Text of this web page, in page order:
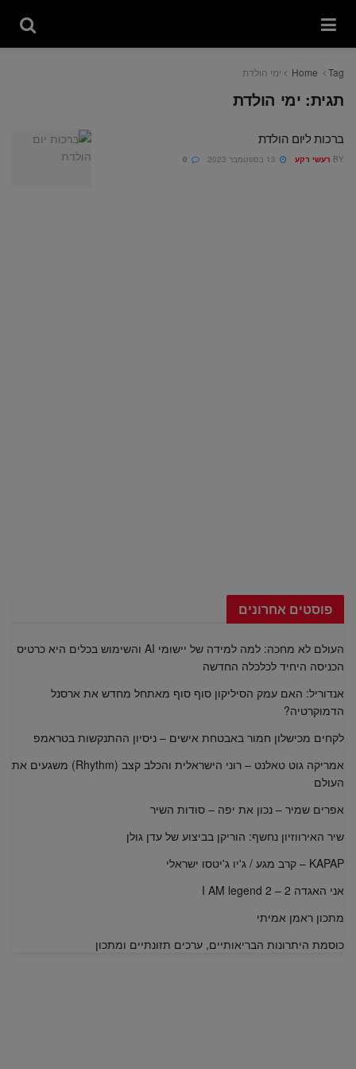
Home Tag ימי הולדת
תגית: ימי הולדת
ברכות ליום הולדת
BY רעשי רקע
פוסטים אחרונים
העולם לא מחכה: למה למידה של יישומי AI והשימוש בכלים היא כרטיס
הכניסה היחיד לכלכלה החדשה
אנדוריל: האם עמק הסיליקון סוף סוף מאתחל מחדש את ארסנל
הדמוקרטיה?
לקחים מכישלון חמור באבטחת אישים – ניסיון ההתנקשות בטראמפ
אמריקה גוט טאלנט – רוני הישראלית והכלב קצב (Rhythm) משגעים את
העולם
אפרים שמיר – נכון את יפה – סודות השיר
שיר האירווזיון נחשף: הוריקן בביצוע של עדן גולן
KAPAP – קרב מגע / ג'יו ג'יטסו ישראלי
אני האגדה 2 – I AM legend 2
מתכון ראמן אמיתי
כוסמת היתרונות הבריאותיים, ערכים תזונתיים ומתכון